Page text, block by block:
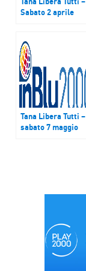
Sabato 2 aprile
Tana Libera Tutti –
sabato 7 maggio